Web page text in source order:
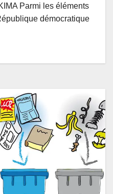
Parmi les éléments
démocratique